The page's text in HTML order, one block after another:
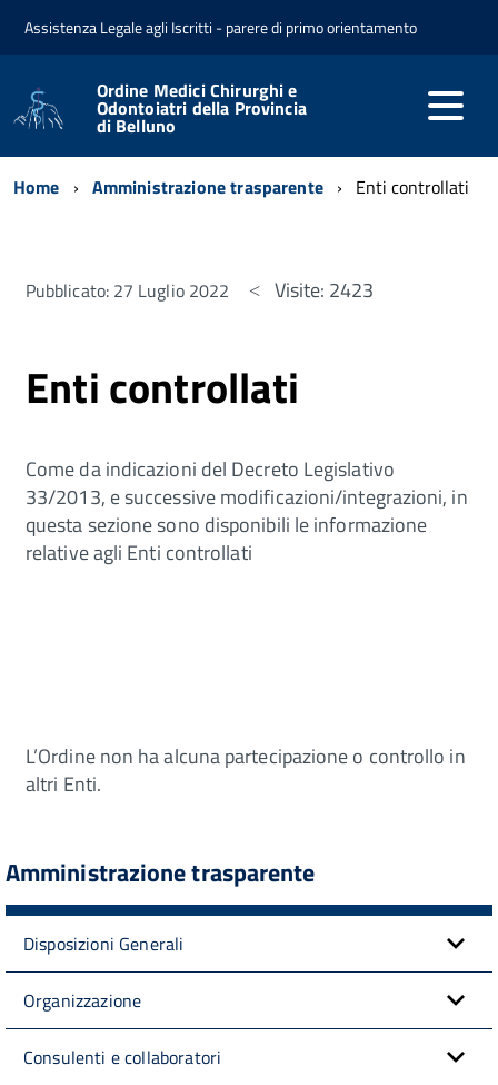
Assistenza Legale agli Iscritti - parere di primo orientamento
Ordine Medici Chirurghi e
Odontoiatri della Provincia
di Belluno
Home Amministrazione trasparente Enti controllati
Pubblicato: 27 Luglio 2022 Visite: 2423
Enti controllati
Come da indicazioni del Decreto Legislativo
33/2013, e successive modificazioni/integrazioni, in
questa sezione sono disponibili le informazione
relative agli Enti controllati
L’Ordine non ha alcuna partecipazione o controllo in
altri Enti.
Amministrazione trasparente
Disposizioni Generali
Organizzazione
Consulenti e collaboratori